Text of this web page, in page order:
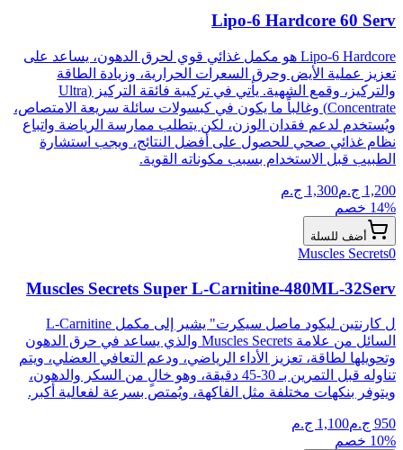
Lipo-6 Hardcore 60 Serv
Lipo-6 Hardcore هو مكمل غذائي قوي لحرق الدهون، يساعد على
تعزيز عملية الأيض وحرق السعرات الحرارية، وزيادة الطاقة
والتركيز، وقمع الشهية. يأتي في تركيبة فائقة التركيز (Ultra
Concentrate) وغالباً ما يكون في كبسولات سائلة سريعة الامتصاص،
ويُستخدم لدعم فقدان الوزن، لكن يتطلب ممارسة الرياضة واتباع
نظام غذائي صحي للحصول على أفضل النتائج، ويجب استشارة
الطبيب قبل الاستخدام بسبب مكوناته القوية.
1,200 ج.م1,300 ج.م
14% خصم
أضف للسلة
Muscles Secrets0
Muscles Secrets Super L-Carnitine-480ML-32Serv
ل كارنتين ليكود ماصل سيكرت" يشير إلى مكمل L-Carnitine
السائل من علامة Muscles Secrets والذي يساعد في حرق الدهون
وتحويلها لطاقة، تعزيز الأداء الرياضي، ودعم التعافي العضلي، ويتم
تناوله قبل التمرين بـ 30-45 دقيقة، وهو خالٍ من السكر والدهون،
ويتوفر بنكهات مختلفة مثل الفاكهة، ويُمتص بسرعة لفعالية أكبر.
950 ج.م1,100 ج.م
10% خصم